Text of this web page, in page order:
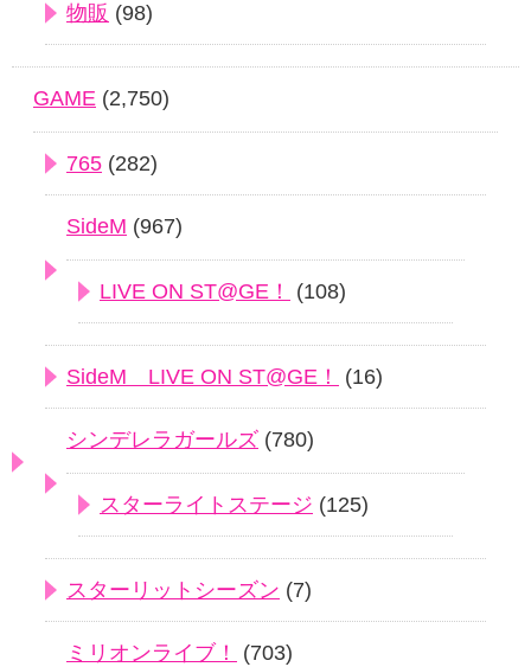
物販 (98)
GAME (2,750)
765 (282)
SideM (967)
LIVE ON ST@GE！ (108)
SideM LIVE ON ST@GE！ (16)
シンデレラガールズ (780)
スターライトステージ (125)
スターリットシーズン (7)
ミリオンライブ！ (703)